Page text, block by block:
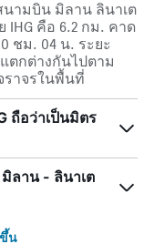
ามบิน มิลาน ลินาเต
IHG คือ 6.2 กม. คาด
ชม. 04 น. ระยะ
ตกต่างกันไปตาม
ราจรในพื้นที่
ถือว่าเป็นมิตร
ลาน - ลินาเต
น